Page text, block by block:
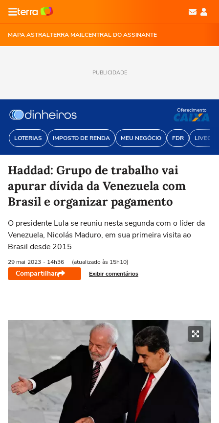
MAPA ASTRALTERRA MAILCENTRAL DO ASSINANTE
PUBLICIDADE
LOTERIAS IMPOSTO DE RENDA MEU NEGÓCIO FDR
Oferecimento
Haddad: Grupo de trabalho vai
apurar dívida da Venezuela com
Brasil e organizar pagamento
O presidente Lula se reuniu nesta segunda com o líder da
Venezuela, Nicolás Maduro, em sua primeira visita ao
Brasil desde 2015
29 mai 2023 - 14h36 (atualizado às 15h10)
Compartilhar Exibir comentários